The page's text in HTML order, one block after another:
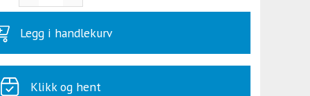
Legg i handlekurv
Klikk og hent